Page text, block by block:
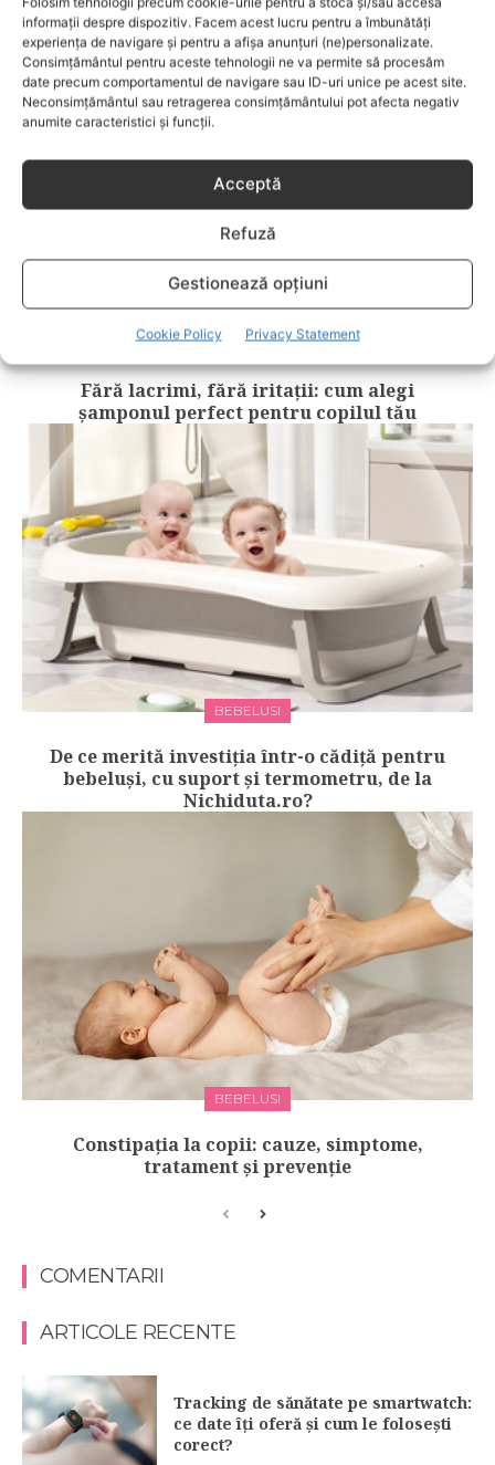
informații despre dispozitiv. Facem acest lucru pentru a îmbunătăți
experiența de navigare și pentru a afișa anunțuri (ne)personalizate.
Consimțământul pentru aceste tehnologii ne va permite să procesăm
date precum comportamentul de navigare sau ID-uri unice pe acest site.
Neconsimțământul sau retragerea consimțământului pot afecta negativ
anumite caracteristici și funcții.
Acceptă
Refuză
Gestionează opțiuni
Cookie Policy Privacy Statement
RELATED POSTS
BEBELUSI
Fără lacrimi, fără iritații: cum alegi
șamponul perfect pentru copilul tău
BEBELUSI
De ce merită investiția într-o cădiță pentru
bebeluși, cu suport și termometru, de la
Nichiduta.ro?
BEBELUSI
Constipația la copii: cauze, simptome,
tratament și prevenție
COMENTARII
ARTICOLE RECENTE
Tracking de sănătate pe smartwatch:
ce date îți oferă și cum le folosești
corect?